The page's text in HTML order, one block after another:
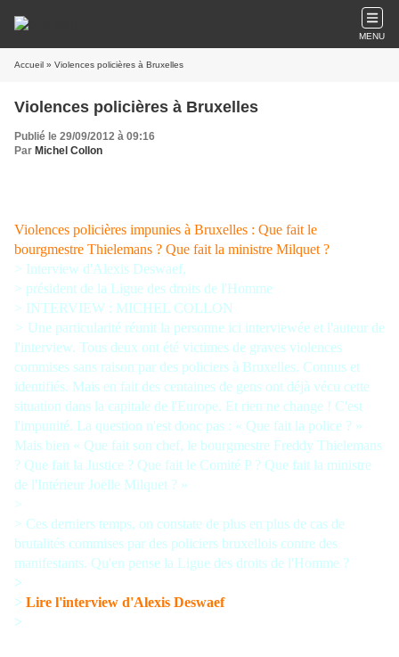
MENU
Accueil » Violences policières à Bruxelles
Violences policières à Bruxelles
Publié le 29/09/2012 à 09:16
Par Michel Collon
Violences policières impunies à Bruxelles : Que fait le
bourgmestre Thielemans ? Que fait la ministre Milquet ?
> Interview d'Alexis Deswaef,
> président de la Ligue des droits de l'Homme
> INTERVIEW : MICHEL COLLON
> Une particularité réunit la personne ici interviewée et l'auteur de
l'interview. Tous deux ont été victimes de graves violences
commises sans raison par des policiers à Bruxelles. Connus et
identifiés. Mais en fait des centaines de gens ont déjà vécu cette
situation dans la capitale de l'Europe. Et rien ne change ! C'est
l'impunité. La question n'est donc pas : « Que fait la police ? »
Mais bien « Que fait son chef, le bourgmestre Freddy Thielemans
? Que fait la Justice ? Que fait le Comité P ? Que fait la ministre
de l'Intérieur Joëlle Milquet ? »
>
> Ces derniers temps, on constate de plus en plus de cas de
brutalités commises par des policiers bruxellois contre des
manifestants. Qu'en pense la Ligue des droits de l'Homme ?
>
> Lire l'interview d'Alexis Deswaef
>